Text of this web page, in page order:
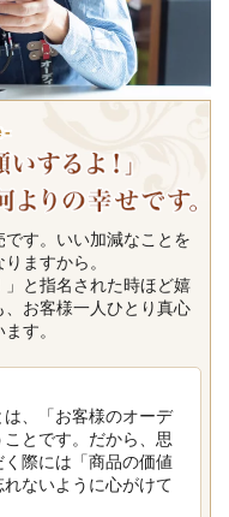
す。いい加減なことを
ますから。
と指名された時ほど嬉
、お客様一人ひとり真心
す。
、「お客様のオーデ
とです。だから、思
際には「商品の価値
ないように心がけて